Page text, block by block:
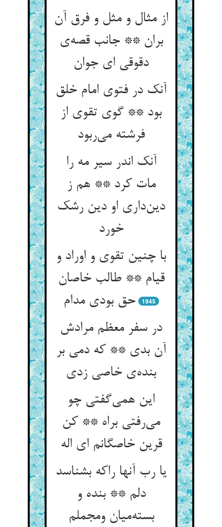
از مثال و مثل و فرق آن
بران ** جانب قصه‌ی
دقوقی ای جوان
آنک در فتوی امام خلق
بود ** گوی تقوی از
فرشته می‌ربود
آنک اندر سیر مه را
مات کرد ** هم ز
دین‌داری او دین رشک
خورد
با چنین تقوی و اوراد و
قیام ** طالب خاصان
حق بودی مدام
1945
در سفر معظم مرادش
آن بدی ** که دمی بر
بنده‌ی خاصی زدی
این همی‌گفتی چو
می‌رفتی براه ** کن
قرین خاصگانم ای اله
یا رب آنها راکه بشناسد
دلم ** بنده و
بسته‌میان ومجملم